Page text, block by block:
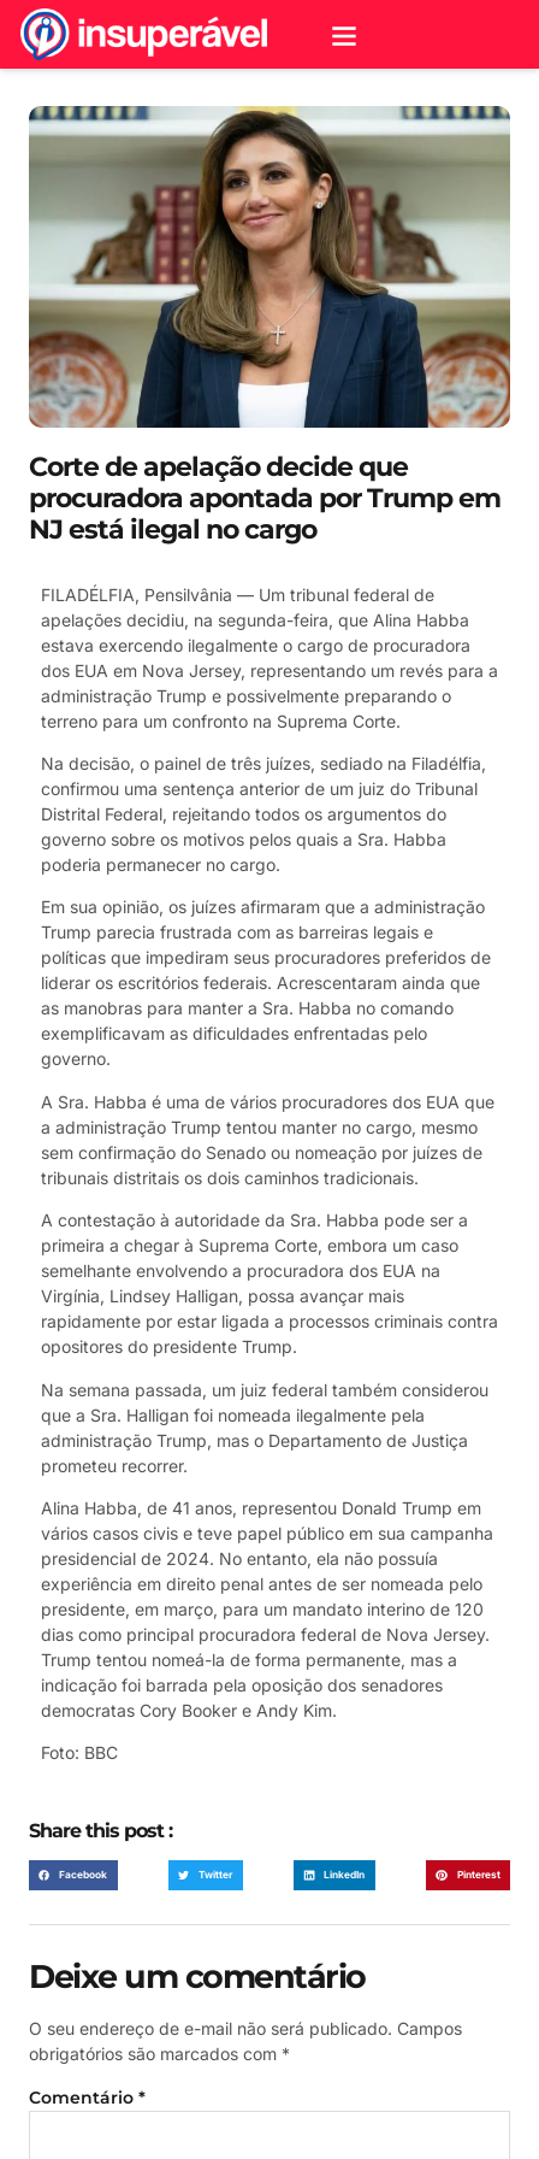
Corte de apelação decide que
procuradora apontada por Trump em
NJ está ilegal no cargo
FILADÉLFIA, Pensilvânia — Um tribunal federal de
apelações decidiu, na segunda-feira, que Alina Habba
estava exercendo ilegalmente o cargo de procuradora
dos EUA em Nova Jersey, representando um revés para a
administração Trump e possivelmente preparando o
terreno para um confronto na Suprema Corte.
Na decisão, o painel de três juízes, sediado na Filadélfia,
confirmou uma sentença anterior de um juiz do Tribunal
Distrital Federal, rejeitando todos os argumentos do
governo sobre os motivos pelos quais a Sra. Habba
poderia permanecer no cargo.
Em sua opinião, os juízes afirmaram que a administração
Trump parecia frustrada com as barreiras legais e
políticas que impediram seus procuradores preferidos de
liderar os escritórios federais. Acrescentaram ainda que
as manobras para manter a Sra. Habba no comando
exemplificavam as dificuldades enfrentadas pelo
governo.
A Sra. Habba é uma de vários procuradores dos EUA que
a administração Trump tentou manter no cargo, mesmo
sem confirmação do Senado ou nomeação por juízes de
tribunais distritais os dois caminhos tradicionais.
A contestação à autoridade da Sra. Habba pode ser a
primeira a chegar à Suprema Corte, embora um caso
semelhante envolvendo a procuradora dos EUA na
Virgínia, Lindsey Halligan, possa avançar mais
rapidamente por estar ligada a processos criminais contra
opositores do presidente Trump.
Na semana passada, um juiz federal também considerou
que a Sra. Halligan foi nomeada ilegalmente pela
administração Trump, mas o Departamento de Justiça
prometeu recorrer.
Alina Habba, de 41 anos, representou Donald Trump em
vários casos civis e teve papel público em sua campanha
presidencial de 2024. No entanto, ela não possuía
experiência em direito penal antes de ser nomeada pelo
presidente, em março, para um mandato interino de 120
dias como principal procuradora federal de Nova Jersey.
Trump tentou nomeá-la de forma permanente, mas a
indicação foi barrada pela oposição dos senadores
democratas Cory Booker e Andy Kim.
Foto: BBC
Share this post :
Facebook Twitter LinkedIn Pinterest
Deixe um comentário
O seu endereço de e-mail não será publicado. Campos
obrigatórios são marcados com *
Comentário *